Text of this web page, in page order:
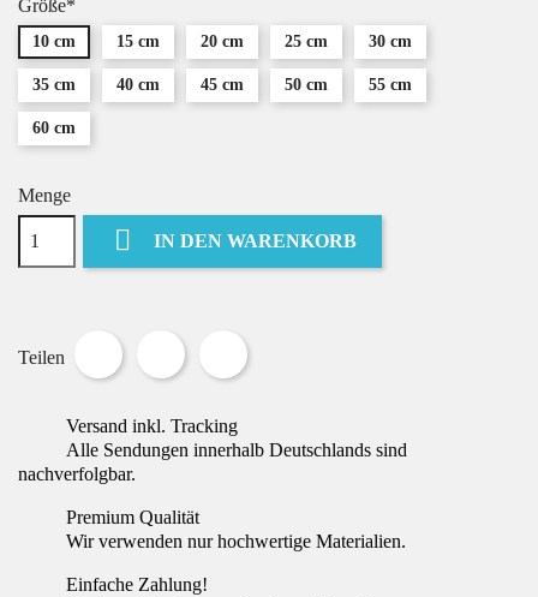
Größe*
10 cm 15 cm 20 cm 25 cm 30 cm
35 cm 40 cm 45 cm 50 cm 55 cm
60 cm
Menge
 IN DEN WARENKORB
Teilen
Versand inkl. Tracking
Alle Sendungen innerhalb Deutschlands sind
nachverfolgbar.
Premium Qualität
Wir verwenden nur hochwertige Materialien.
Einfache Zahlung!